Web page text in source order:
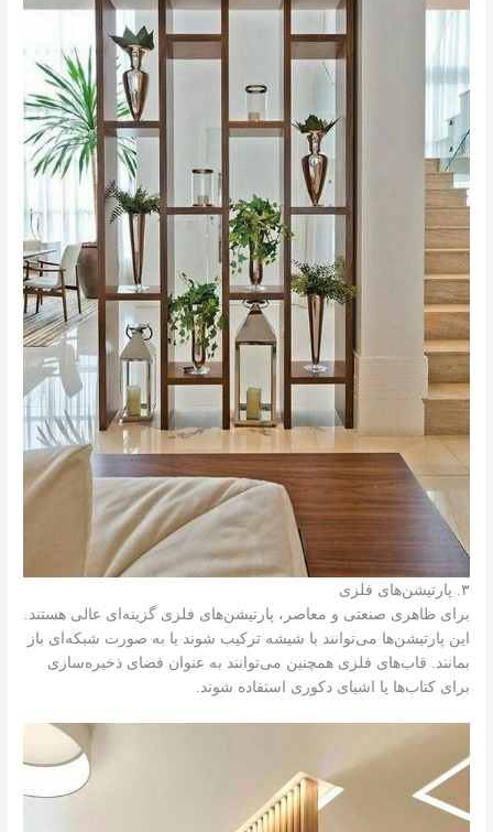
۳. پارتیشن‌های فلزی
برای ظاهری صنعتی و معاصر، پارتیشن‌های فلزی گزینه‌ای عالی هستند.
این پارتیشن‌ها می‌توانند با شیشه ترکیب شوند یا به صورت شبکه‌ای باز
بمانند. قاب‌های فلزی همچنین می‌توانند به عنوان فضای ذخیره‌سازی
برای کتاب‌ها یا اشیای دکوری استفاده شوند.